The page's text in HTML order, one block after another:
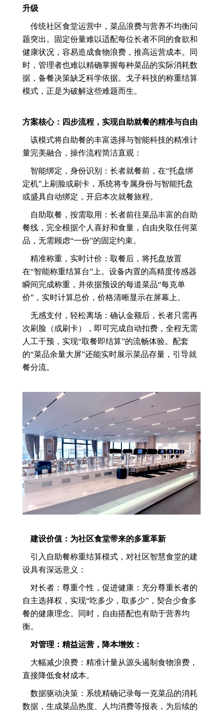
升级
传统社区食堂运营中，菜品浪费与营养不均衡问
题突出。固定份量难以适配每位长者不同的食欲和
健康状况，容易造成食物浪费，推高运营成本。同
时，管理者也难以精确掌握每种菜品的实际消耗数
据，备餐决策缺乏科学依据。戈子科技的称重结算
模式，正是为破解这些难题而生。
方案核心：四步流程，实现自助就餐的精准与自由
该模式将自助餐的丰富选择与智能科技的精准计
量完美融合，操作流程简洁直观：
智能绑定，身份识别：长者就餐前，在“托盘绑
定机”上刷脸或刷卡，系统将专属身份与智能托盘
或盛具自动绑定，开启本次就餐旅程。
自助取餐，按需取用：长者前往菜品丰富的自助
餐线，完全根据个人喜好和食量，自由夹取任何菜
品，无需顾虑“一份”的固定约束。
精准称重，实时计价：取餐后，将托盘放置
在“智能称重结算台”上。设备内置的高精度传感器
瞬间完成称重，并依据预设的每道菜品“每克单
价”，实时计算总价，价格清晰显示在屏幕上。
无感支付，轻松离场：确认金额后，长者只需再
次刷脸（或刷卡），即可完成自动扣费，全程无需
人工干预，实现“取餐即结算”的流畅体验。配套
的“菜品余量大屏”还能实时展示菜品存量，引导就
餐分流。
建设价值：为社区食堂带来的多重革新
引入自助餐称重结算模式，对社区智慧食堂的建
设具有深远意义：
对长者：尊重个性，促进健康：充分尊重长者的
自主选择权，实现“吃多少，取多少”，契合少食多
餐的健康理念。同时，自由搭配也有助于营养均
衡。
对管理：精益运营，降本增效：
大幅减少浪费：精准计量从源头遏制食物浪费，
直接降低食材成本。
数据驱动决策：系统精确记录每一克菜品的消耗
数据，生成菜品热度、人均消费等报表，为后续的